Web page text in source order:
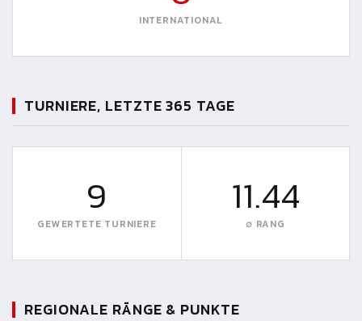
INTERNATIONAL
TURNIERE, LETZTE 365 TAGE
9
GEWERTETE TURNIERE
11.44
∅ RANG
REGIONALE RÄNGE & PUNKTE